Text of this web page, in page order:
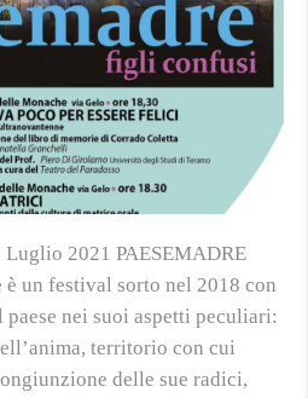
2021 PAESEMADRE
un festival sorto nel 2018 con
nei suoi aspetti peculiari:
territorio con cui
delle sue radici,